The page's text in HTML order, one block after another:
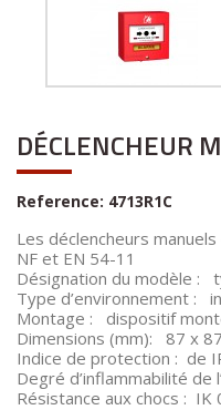
DÉCLENCHEUR
Reference: 4713R1C
Les déclencheurs
NF et EN 54-11
Désignation du modèle :
Type d’environnement :
Montage : dispositif
Dimensions (mm): 87 x
Indice de protection : de
Degré d’inflammabilité de
Résistance aux chocs : IK